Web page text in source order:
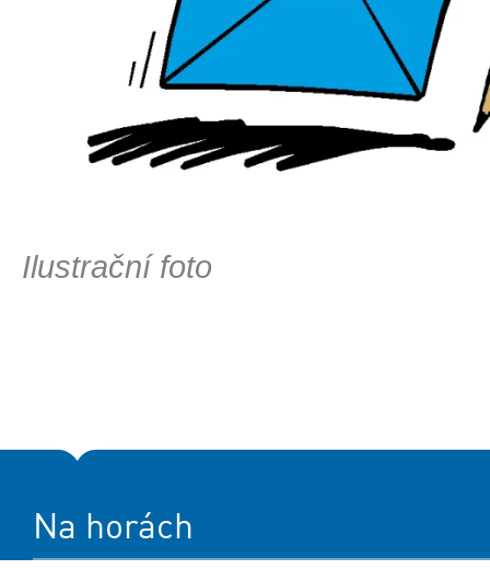
Ilustrační foto
Na horách